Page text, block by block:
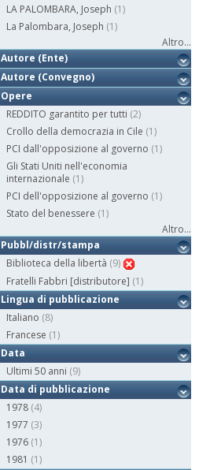
LA PALOMBARA, Joseph (1)
La Palombara, Joseph (1)
Altro...
Autore (Ente)
Autore (Convegno)
Opere
REDDITO garantito per tutti (2)
Crollo della democrazia in Cile (1)
PCI dall'opposizione al governo (1)
Gli Stati Uniti nell'economia
internazionale (1)
PCI dell'opposizione al governo (1)
Stato del benessere (1)
Altro...
Pubbl/distr/stampa
Biblioteca della libertà (9)
Fratelli Fabbri [distributore] (1)
Lingua di pubblicazione
Italiano (8)
Francese (1)
Data
Ultimi 50 anni (9)
Data di pubblicazione
1978 (4)
1977 (3)
1976 (1)
1981 (1)